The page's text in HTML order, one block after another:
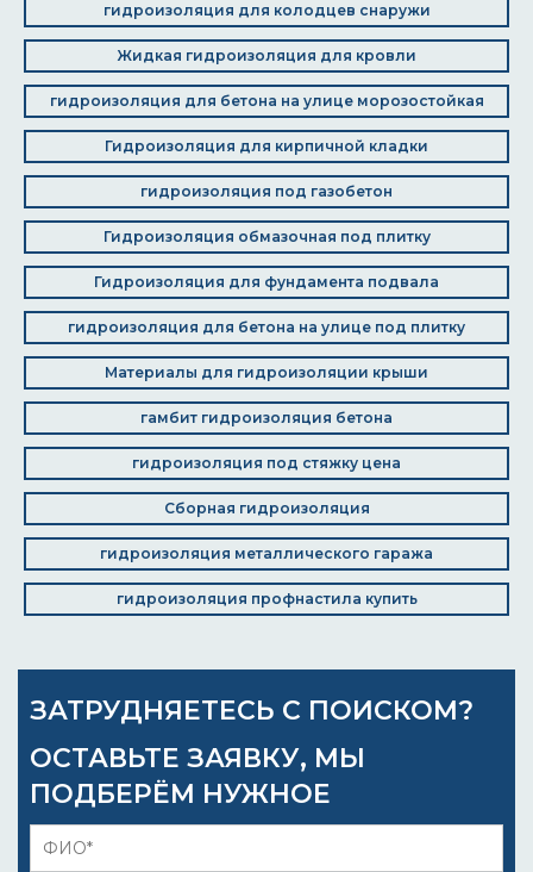
гидроизоляция для колодцев снаружи
Жидкая гидроизоляция для кровли
гидроизоляция для бетона на улице морозостойкая
Гидроизоляция для кирпичной кладки
гидроизоляция под газобетон
Гидроизоляция обмазочная под плитку
Гидроизоляция для фундамента подвала
гидроизоляция для бетона на улице под плитку
Материалы для гидроизоляции крыши
гамбит гидроизоляция бетона
гидроизоляция под стяжку цена
Сборная гидроизоляция
гидроизоляция металлического гаража
гидроизоляция профнастила купить
ЗАТРУДНЯЕТЕСЬ С ПОИСКОМ?
ОСТАВЬТЕ ЗАЯВКУ, МЫ
ПОДБЕРЁМ НУЖНОЕ